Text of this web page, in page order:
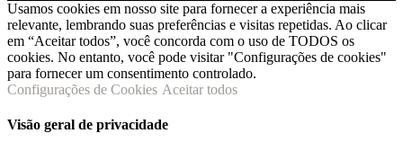
Usamos cookies em nosso site para fornecer a experiência mais
relevante, lembrando suas preferências e visitas repetidas. Ao clicar
em “Aceitar todos”, você concorda com o uso de TODOS os
cookies. No entanto, você pode visitar "Configurações de cookies"
para fornecer um consentimento controlado.
Configurações de Cookies Aceitar todos
Visão geral de privacidade